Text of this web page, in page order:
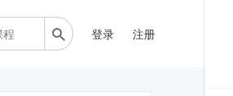
登录 注册